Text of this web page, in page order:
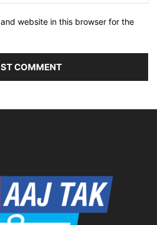
website in this browser for the